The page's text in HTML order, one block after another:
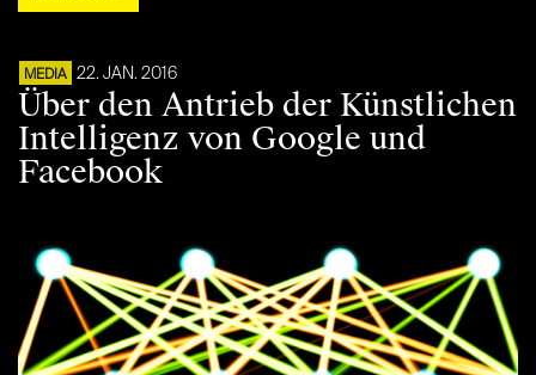
MEDIA 22. JAN. 2016
Über den Antrieb der Künstlichen
Intelligenz von Google und
Facebook